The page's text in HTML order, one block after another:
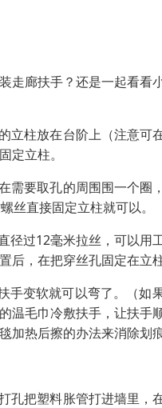
走廊扶手？还是一起看看
立柱放在台阶上（注意可
立柱。
需要取孔的周围围一个圈
丝直接固定立柱就可以。
径过12毫米拉丝，可以用
后，在把穿丝孔固定在立
手变软就可以弯了。（如
温毛巾冷敷扶手，让扶手
加热后擦的办法来消除划
孔把塑料胀管打进墙里，